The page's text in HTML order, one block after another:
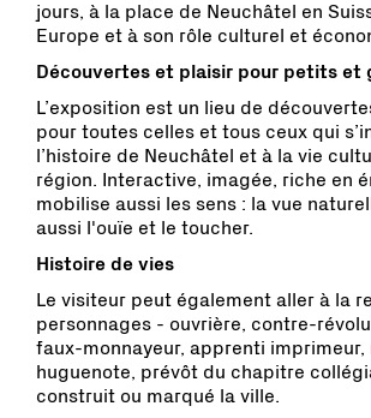
jours, à la place de Neuchâtel en
Europe et à son rôle culturel et
Découvertes et plaisir pour petits et
L’exposition est un lieu de
pour toutes celles et tous ceux qui
l’histoire de Neuchâtel et à la vie
région. Interactive, imagée, riche en
mobilise aussi les sens : la vue
aussi l'ouïe et le toucher.
Histoire de vies
Le visiteur peut également aller à la
personnages - ouvrière, contre-
faux-monnayeur, apprenti imprimeur,
huguenote, prévôt du chapitre
construit ou marqué la ville.